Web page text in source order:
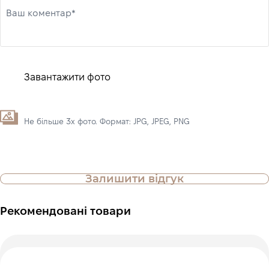
Ваш коментар*
Завантажити фото
Не більше 3х фото. Формат: JPG, JPEG, PNG
Залишити відгук
Рекомендовані товари